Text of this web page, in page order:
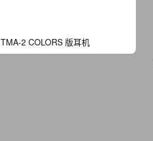
TMA-2 COLORS 版耳机